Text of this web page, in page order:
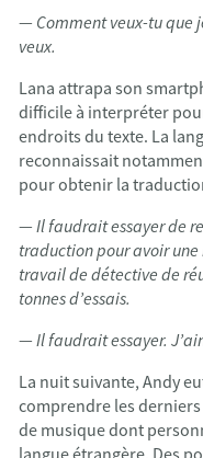
— Comment veux-tu que
veux.
Lana attrapa son
difficile à interpréter
endroits du texte. La
reconnaissait
pour obtenir la
— Il faudrait essayer de
traduction pour avoir une
travail de détective de
tonnes d’essais.
— Il faudrait essayer.
La nuit suivante, Andy
comprendre les derniers
de musique dont
langue étrangère. Des